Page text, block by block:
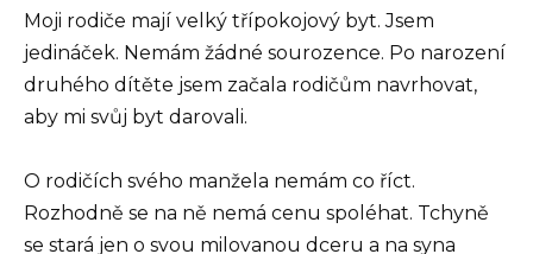
Moji rodiče mají velký třípokojový byt. Jsem
jedináček. Nemám žádné sourozence. Po narození
druhého dítěte jsem začala rodičům navrhovat,
aby mi svůj byt darovali.
O rodičích svého manžela nemám co říct.
Rozhodně se na ně nemá cenu spoléhat. Tchyně
se stará jen o svou milovanou dceru a na syna